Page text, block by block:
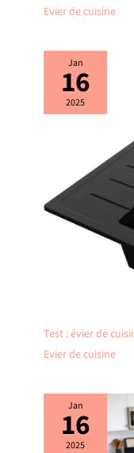
Evier de cuisine
Jan
16
2025
Test : évier de
Evier de cuisine
Jan
16
2025